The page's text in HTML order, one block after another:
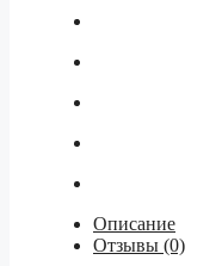
Описание
Отзывы (0)